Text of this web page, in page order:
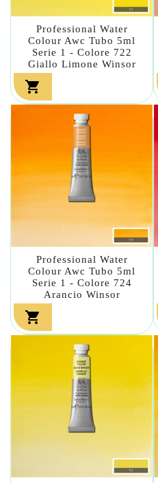
Professional Water
Colour Awc Tubo 5ml
Serie 1 - Colore 722
Giallo Limone Winsor

Professional Water
Colour Awc Tubo 5ml
Serie 1 - Colore 724
Arancio Winsor
